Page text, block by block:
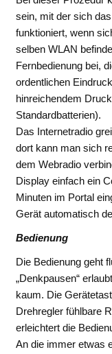
sein, mit der sich
funktioniert, wenn
selben WLAN
Fernbedienung bei,
ordentlichen
hinreichendem
Standardbatterien).
Das Internetradio
dort kann man sich
dem Webradio
Display einfach ein
Minuten im Portal
Gerät automatisch
Bedienung
Die Bedienung geht
„Denkpausen“
kaum. Die
Drehregler fühlbare
erleichtert die
An die immer etwas